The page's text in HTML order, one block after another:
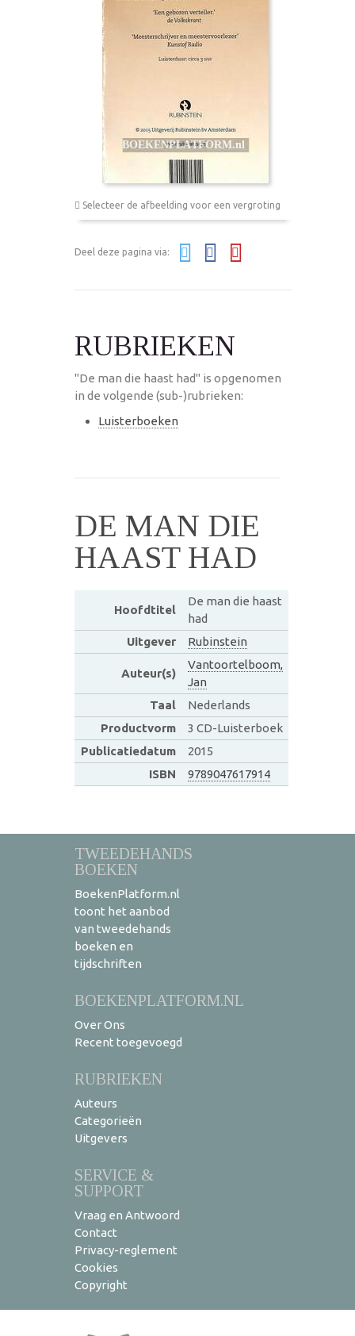
Selecteer de afbeelding voor een vergroting
Deel deze pagina via:
RUBRIEKEN
"De man die haast had" is opgenomen
in de volgende (sub-)rubrieken:
Luisterboeken
DE MAN DIE
HAAST HAD
Hoofdtitel
De man die haast
had
Uitgever
Rubinstein
Auteur(s)
Vantoortelboom,
Jan
Taal
Nederlands
Productvorm
3 CD-Luisterboek
Publicatiedatum
2015
ISBN
9789047617914
TWEEDEHANDS
BOEKEN
BoekenPlatform.nl
toont het aanbod
van tweedehands
boeken en
tijdschriften
BOEKENPLATFORM.NL
Over Ons
Recent toegevoegd
RUBRIEKEN
Auteurs
Categorieën
Uitgevers
SERVICE &
SUPPORT
Vraag en Antwoord
Contact
Privacy-reglement
Cookies
Copyright